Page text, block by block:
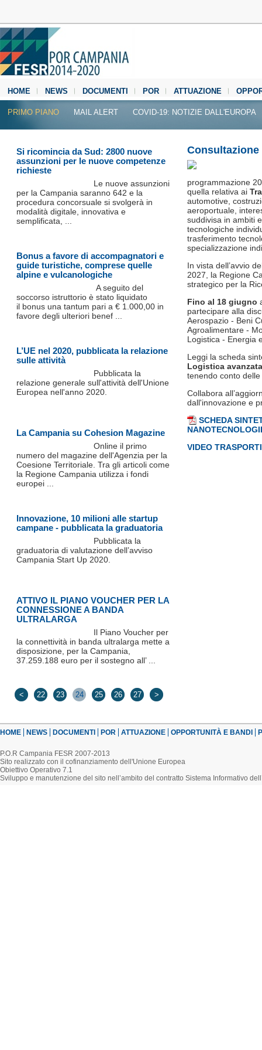
HOME NEWS DOCUMENTI POR ATTUAZIONE
MEDIA CENTER
PRIMO PIANO MAIL ALERT COVID-19: NOTIZIE DALL'EUROPA
programmazione
quella relativa ai
automotive,
aeroportuale,
suddivisa in ambiti
tecnologiche
trasferimento
specializzazione
In vista dell’avvio
2027, la Regione
strategico per la
Fino al 18 giugno
partecipare alla
Aerospazio - Beni
Agroalimentare -
Logistica - Energia
Leggi la scheda
Logistica avanzata
tenendo conto
Collabora
dall'innovazione e
SCHEDA
VIDEO
Si ricomincia da Sud: 2800 nuove
assunzioni per le nuove competenze
richieste
Le nuove assunzioni
per la Campania saranno 642 e la
procedura concorsuale si svolgerà in
modalità digitale, innovativa e
semplificata, ...
Bonus a favore di accompagnatori e
guide turistiche, comprese quelle
alpine e vulcanologiche
A seguito del
soccorso istruttorio è stato liquidato
il bonus una tantum pari a € 1.000,00 in
favore degli ulteriori benef ...
L’UE nel 2020, pubblicata la relazione
sulle attività
Pubblicata la
relazione generale sull'attività dell'Unione
Europea nell'anno 2020.
La Campania su Cohesion Magazine
Online il primo
numero del magazine dell'Agenzia per la
Coesione Territoriale. Tra gli articoli come
la Regione Campania utilizza i fondi
europei ...
Innovazione, 10 milioni alle startup
campane - pubblicata la graduatoria
Pubblicata la
graduatoria di valutazione dell’avviso
Campania Start Up 2020.
ATTIVO IL PIANO VOUCHER PER LA
CONNESSIONE A BANDA
ULTRALARGA
Il Piano Voucher per
la connettività in banda ultralarga mette a
disposizione, per la Campania,
37.259.188 euro per il sostegno all’ ...
< 22 23 24 25 26 27 >
HOME NEWS DOCUMENTI POR ATTUAZIONE OPPORTUNITÀ E BANDI
P.O.R Campania FESR 2007-2013
Sito realizzato con il cofinanziamento dell'Unione Europea
Obiettivo Operativo 7.1
Sviluppo e manutenzione del sito nell’ambito del contratto Sistema Informativo